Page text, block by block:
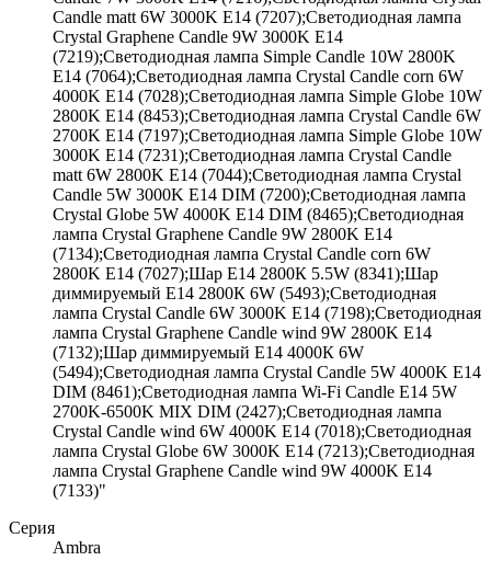
Candle matt 6W 3000K E14 (7207);Светодиодная лампа
Crystal Graphene Candle 9W 3000K E14
(7219);Светодиодная лампа Simple Candle 10W 2800K
E14 (7064);Светодиодная лампа Crystal Candle corn 6W
4000K E14 (7028);Светодиодная лампа Simple Globe 10W
2800K E14 (8453);Светодиодная лампа Crystal Candle 6W
2700K E14 (7197);Светодиодная лампа Simple Globe 10W
3000K E14 (7231);Светодиодная лампа Crystal Candle
matt 6W 2800K E14 (7044);Светодиодная лампа Crystal
Candle 5W 3000K E14 DIM (7200);Светодиодная лампа
Crystal Globe 5W 4000K E14 DIM (8465);Светодиодная
лампа Crystal Graphene Candle 9W 2800K E14
(7134);Светодиодная лампа Crystal Candle corn 6W
2800K E14 (7027);Шар Е14 2800К 5.5W (8341);Шар
диммируемый Е14 2800К 6W (5493);Светодиодная
лампа Crystal Candle 6W 3000K E14 (7198);Светодиодная
лампа Crystal Graphene Candle wind 9W 2800K E14
(7132);Шар диммируемый Е14 4000К 6W
(5494);Светодиодная лампа Crystal Candle 5W 4000K E14
DIM (8461);Светодиодная лампа Wi-Fi Candle E14 5W
2700K-6500K MIX DIM (2427);Светодиодная лампа
Crystal Candle wind 6W 4000K E14 (7018);Светодиодная
лампа Crystal Globe 6W 3000K E14 (7213);Светодиодная
лампа Crystal Graphene Candle wind 9W 4000K E14
(7133)"
Серия
Ambra